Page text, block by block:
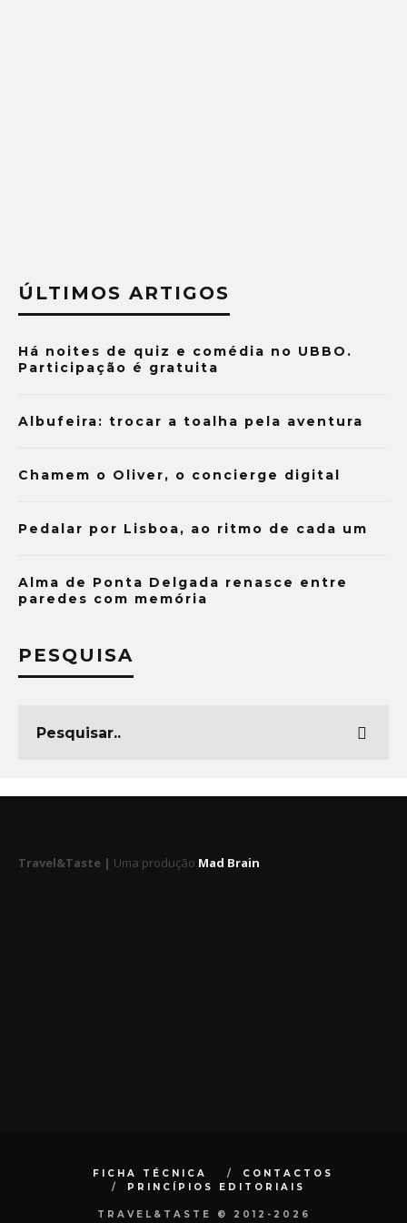
ÚLTIMOS ARTIGOS
Há noites de quiz e comédia no UBBO.
Participação é gratuita
Albufeira: trocar a toalha pela aventura
Chamem o Oliver, o concierge digital
Pedalar por Lisboa, ao ritmo de cada um
Alma de Ponta Delgada renasce entre
paredes com memória
PESQUISA
Travel&Taste | Uma produção Mad Brain
FICHA TÉCNICA
CONTACTOS
PRINCÍPIOS EDITORIAIS
TRAVEL&TASTE © 2012-2026